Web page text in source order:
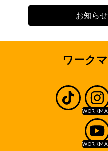
お知ら
ワーク